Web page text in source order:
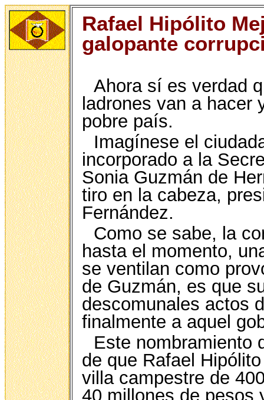
Rafael Hipólito
galopante
Ahora sí es verdad
ladrones van a hacer
pobre país.
Imagínese el
incorporado a la
Sonia Guzmán de
tiro en la cabeza,
Fernández.
Como se sabe, la
hasta el momento,
se ventilan como
de Guzmán, es que
descomunales actos
finalmente a aquel
Este nombramiento
de que Rafael
villa campestre de
40 millones de pesos